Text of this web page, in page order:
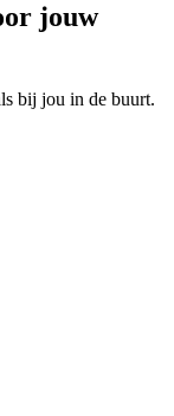
jouw
bij jou in de buurt.